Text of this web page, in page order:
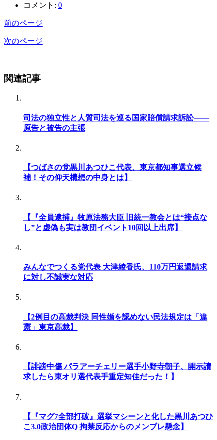
コメント: 0
前のページ
次のページ
関連記事
司法の独立性と人質司法を巡る国家賠償請求訴訟——
原告と被告の主張
【つばさの党黒川あつひこ代表、東京都知事選立候
補！その仰天構想の中身とは】
【『全員逮捕』牧原法務大臣 旧統一教会とは“接点な
し”と虚偽も実は教団イベント10回以上出席】
みんなでつくる党代表 大津綾香氏、110万円返還請求
に対し不誠実な対応
【2例目の高裁判決 同性婚を認めない民法規定は「違
憲」東京高裁】
【誹謗中傷 パラアーチェリー選手小野寺朝子、開示請
求したら東オリ選代表手重定知佳だった！】
【『マグ7全部打破』選挙マシーンと化した黒川あつひ
こ3.0政治団体Q 拘禁反応からのメンブレ懸念】